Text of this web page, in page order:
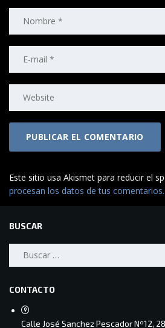
Este sitio usa Akismet para reducir el
procesan los datos de tus comentarios.
BUSCAR
Buscar:
CONTACTO
Calle José Sanchez Pescador Nº12,